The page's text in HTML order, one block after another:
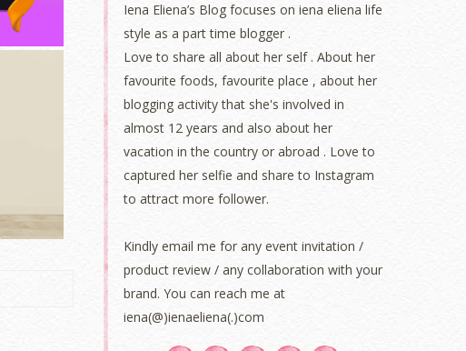
Iena Eliena’s Blog focuses on iena eliena life
style as a part time blogger .
Love to share all about her self . About her
favourite foods, favourite place , about her
blogging activity that she's involved in
almost 12 years and also about her
vacation in the country or abroad . Love to
captured her selfie and share to Instagram
to attract more follower.
Kindly email me for any event invitation /
product review / any collaboration with your
brand. You can reach me at
iena(@)ienaeliena(.)com